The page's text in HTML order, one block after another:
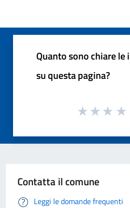
Quanto sono chiare
su questa pagina?
Contatta il comune
Leggi le domande frequenti